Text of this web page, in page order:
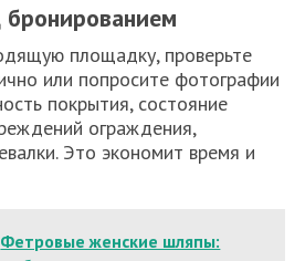
бронированием
площадку, проверьте
или попросите фотографии
покрытия, состояние
ограждения,
Это экономит время и
Фетровые женские шляпы: